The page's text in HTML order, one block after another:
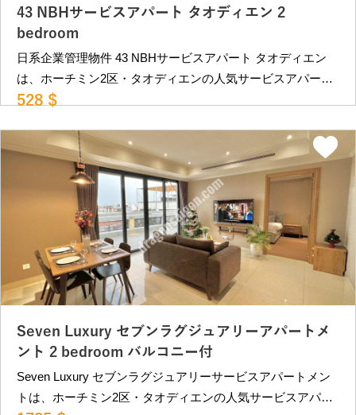
掃除週2回、ベットシーツ交換：週１回込み ＊別途費用：電
気代：4,800VND/kWh 水道代：210,000VND/persons ※ラン
ドリーサービスは提供ございません。 専有部に洗濯機及
問合せください。 ＿＿＿＿＿＿＿＿＿＿＿＿＿＿＿＿＿＿
＿＿＿＿＿＿＿＿＿＿＿＿ ベトナム・ホーチミンの不動産
屋 ドラゴンハウジング （2007年創業）
https://dragonsaigon.com/ info@dragonsaigon.com
0903.009.501
43 NBHサービスアパート タオディエン 2
bedroom
日系企業管理物件 43 NBHサービスアパート タオディエン
は、ホーチミン2区・タオディエンの人気サービスアパート
です。 メトロ駅に至近で便利な立地。 格安ながらも必要最
アで静かに暮らしたい方向きの物件です。 近隣にはカフ
ェ、レストランが多数あり、THAO DIEN PEARL地下のスー
パーマーケットも徒歩10分程度にあります。 レタントン日
本人街へも車で約15分程、第2の日本人街PHAM VIET
CHANH st.にも車で10分程と便利な立地です。 日系企業管
理物件で安心です。 部屋タイプ •1ベッドルーム（40㎡）：
452USD〜 （12,000,000VND) •1ベッドルーム（40㎡）：
505USD〜 （13,400,000VND) •2ベッドルーム（65㎡）：
528USD〜 （14,000,000VND～） ＊ VAT,インターネット,
掃除週2回、ベットシーツ交換：週１回込み ＊別途費用：電
気代：4,800VND/kWh 水道代：210,000VND/persons ※ラン
ドリーサービスは提供ございません。 専有部に洗濯機及
問合せください。 ＿＿＿＿＿＿＿＿＿＿＿＿＿＿＿＿＿＿
528 $
Seven Luxury セブンラグジュアリーアパートメ
ント 2 bedroom バルコニー付
Seven Luxury セブンラグジュアリーサービスアパートメン
トは、ホーチミン2区・タオディエンの人気サービスアパー